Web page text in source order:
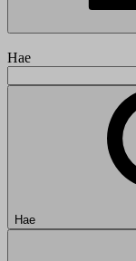
Hae
Hae